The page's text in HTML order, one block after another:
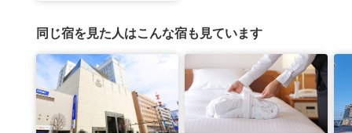
同じ宿を見た人はこんな宿も見ています